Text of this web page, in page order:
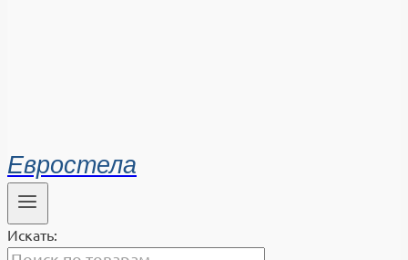
Евростела
Искать: